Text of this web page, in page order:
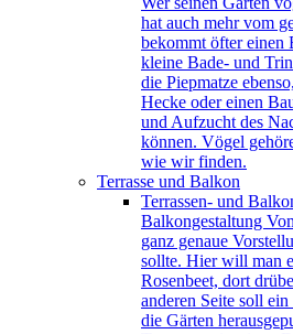
hat auch mehr vom
bekommt öfter einen
kleine Bade- und
die Piepmatze
Hecke oder einen
und Aufzucht des
können. Vögel
wie wir finden.
Terrasse und Balkon
Terrassen- und
Balkongestaltung
ganz genaue
sollte. Hier will man
Rosenbeet, dort
anderen Seite soll
die Gärten